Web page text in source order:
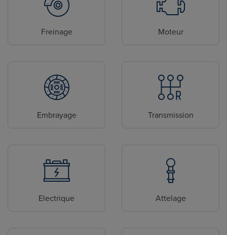
Freinage Moteur
Embrayage Transmission
Electrique Attelage